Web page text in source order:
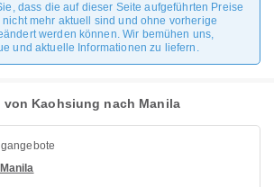
dass die auf dieser Seite aufgeführten Preise
mehr aktuell sind und ohne vorherige
werden können. Wir bemühen uns,
und aktuelle Informationen zu liefern.
Kaohsiung nach Manila